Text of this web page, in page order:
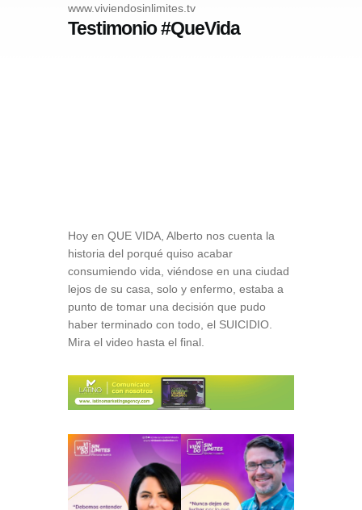
www.viviendosinlimites.tv
Testimonio #QueVida
Hoy en QUE VIDA, Alberto nos cuenta la
historia del porqué quiso acabar
consumiendo vida, viéndose en una ciudad
lejos de su casa, solo y enfermo, estaba a
punto de tomar una decisión que pudo
haber terminado con todo, el SUICIDIO.
Mira el video hasta el final.